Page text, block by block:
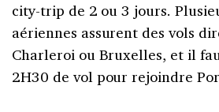
city-trip de 2 ou 3 jours.
aériennes assurent des vols
Charleroi ou Bruxelles, et il
2H30 de vol pour rejoindre